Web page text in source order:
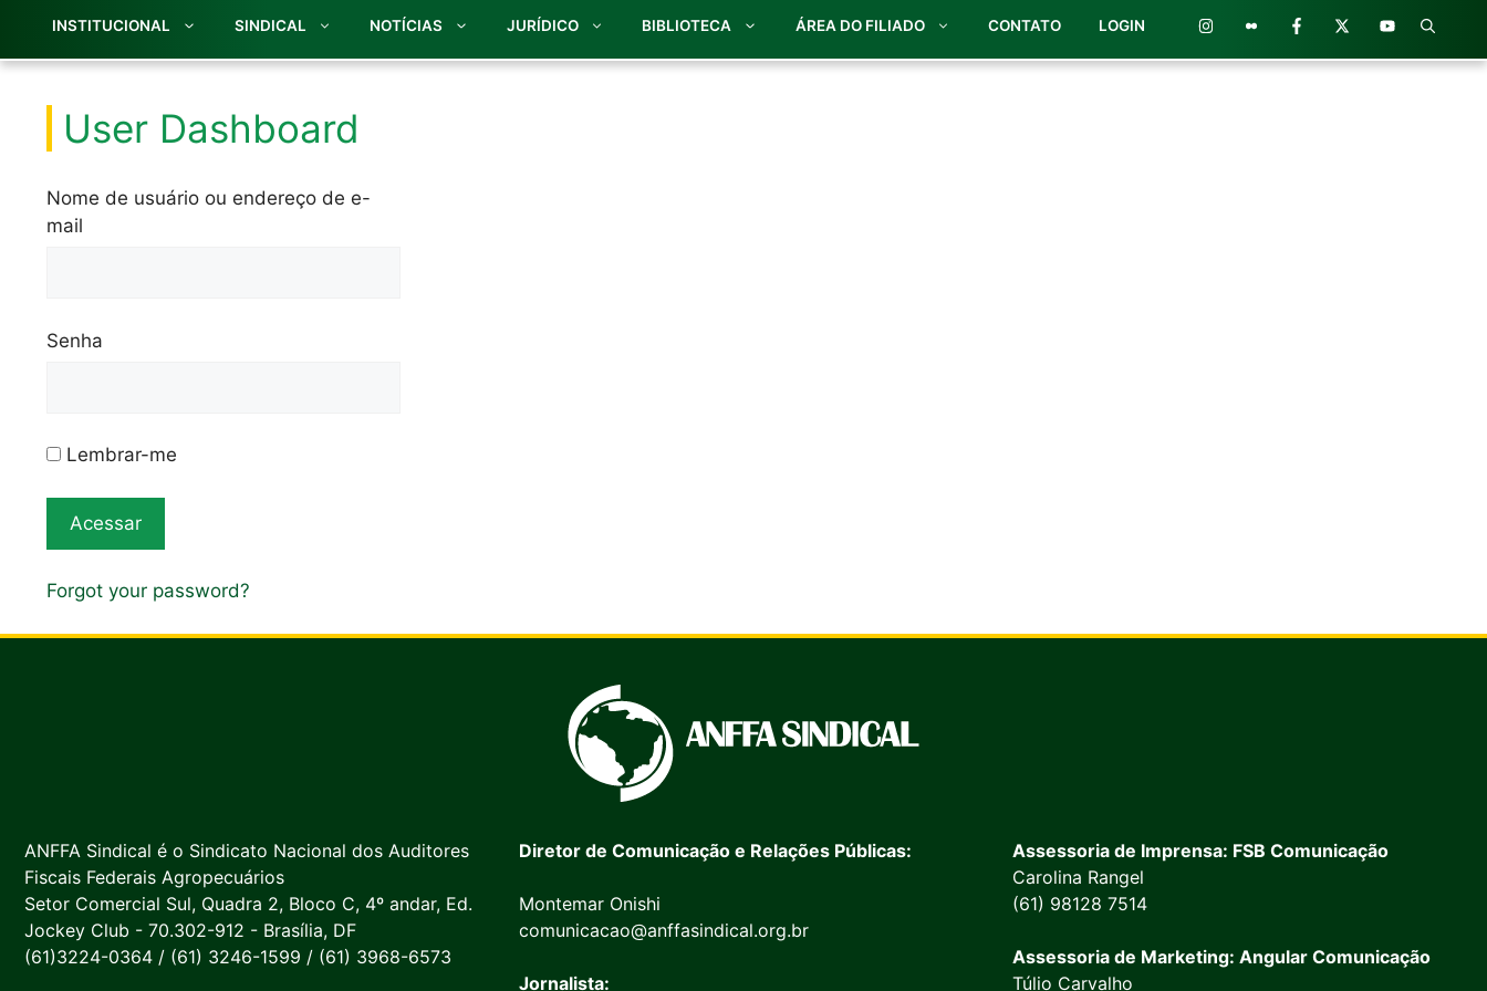
INSTITUCIONAL SINDICAL NOTÍCIAS JURÍDICO BIBLIOTECA ÁREA DO FILIADO CONTATO LOGIN
User Dashboard
Nome de usuário ou endereço de e-
mail
Senha
Lembrar-me
Forgot your password?
ANFFA Sindical é o Sindicato Nacional dos Auditores
Fiscais Federais Agropecuários
Setor Comercial Sul, Quadra 2, Bloco C, 4º andar, Ed.
Jockey Club - 70.302-912 - Brasília, DF
(61)3224-0364 / (61) 3246-1599 / (61) 3968-6573
Diretor de Comunicação e Relações Públicas:
Montemar Onishi
comunicacao@anffasindical.org.br
Jornalista:
Assessoria de Imprensa: FSB Comunicação
Carolina Rangel
(61) 98128 7514
Assessoria de Marketing: Angular Comunicação
Túlio Carvalho